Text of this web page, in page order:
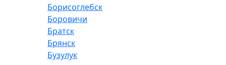
Борисоглебск
Боровичи
Братск
Брянск
Бузулук